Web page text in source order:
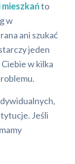
to
w
ani szukać
jeden
w kilka
Jeśli